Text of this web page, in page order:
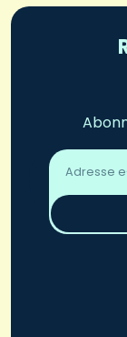
Adresse
email